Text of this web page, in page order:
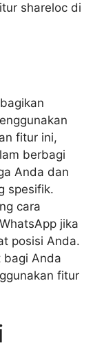
shareloc di
fitur ini,
berbagi
Anda dan
spesifik.
cara
jika
posisi Anda.
bagi Anda
fitur